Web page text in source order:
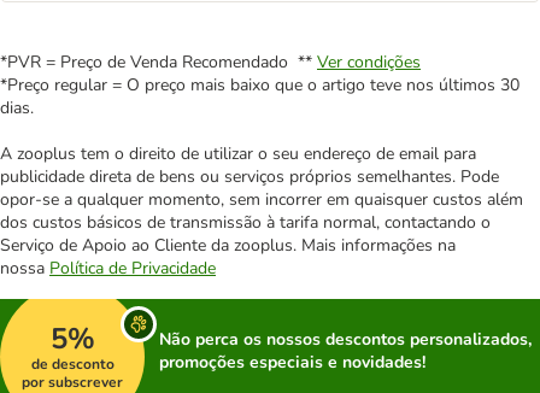
*PVR = Preço de Venda Recomendado ** Ver condições
*Preço regular = O preço mais baixo que o artigo teve nos últimos 30
dias.
A zooplus tem o direito de utilizar o seu endereço de email para
publicidade direta de bens ou serviços próprios semelhantes. Pode
opor-se a qualquer momento, sem incorrer em quaisquer custos além
dos custos básicos de transmissão à tarifa normal, contactando o
Serviço de Apoio ao Cliente da zooplus. Mais informações na
nossa Política de Privacidade
5%
de desconto
por subscrever
Não perca os nossos descontos personalizados,
promoções especiais e novidades!